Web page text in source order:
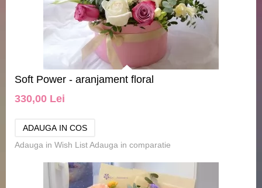
Soft Power - aranjament floral
330,00 Lei
Adauga in Wish ListAdauga in comparatie